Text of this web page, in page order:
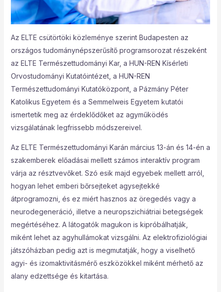
Az ELTE csütörtöki közleménye szerint Budapesten az
országos tudománynépszerűsítő programsorozat részeként
az ELTE Természettudományi Kar, a HUN-REN Kísérleti
Orvostudományi Kutatóintézet, a HUN-REN
Természettudományi Kutatóközpont, a Pázmány Péter
Katolikus Egyetem és a Semmelweis Egyetem kutatói
ismertetik meg az érdeklődőket az agyműködés
vizsgálatának legfrissebb módszereivel.
Az ELTE Természettudományi Karán március 13-án és 14-én a
szakemberek előadásai mellett számos interaktív program
várja az résztvevőket. Szó esik majd egyebek mellett arról,
hogyan lehet emberi bőrsejteket agysejtekké
átprogramozni, és ez miért hasznos az öregedés vagy a
neurodegeneráció, illetve a neuropszichiátriai betegségek
megértéséhez. A látogatók magukon is kipróbálhatják,
miként lehet az agyhullámokat vizsgálni. Az elektrofiziológiai
játszóházban pedig azt is megmutatják, hogy a viselhető
agyi- és izomaktivitásmérő eszközökkel miként mérhető az
alany edzettsége és kitartása.